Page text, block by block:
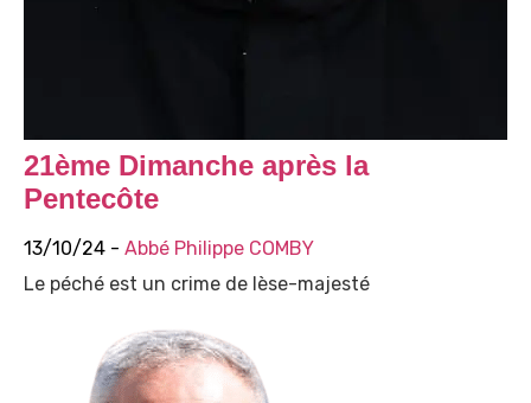
21ème Dimanche après la
Pentecôte
13/10/24 - Abbé Philippe COMBY
Le péché est un crime de lèse-majesté